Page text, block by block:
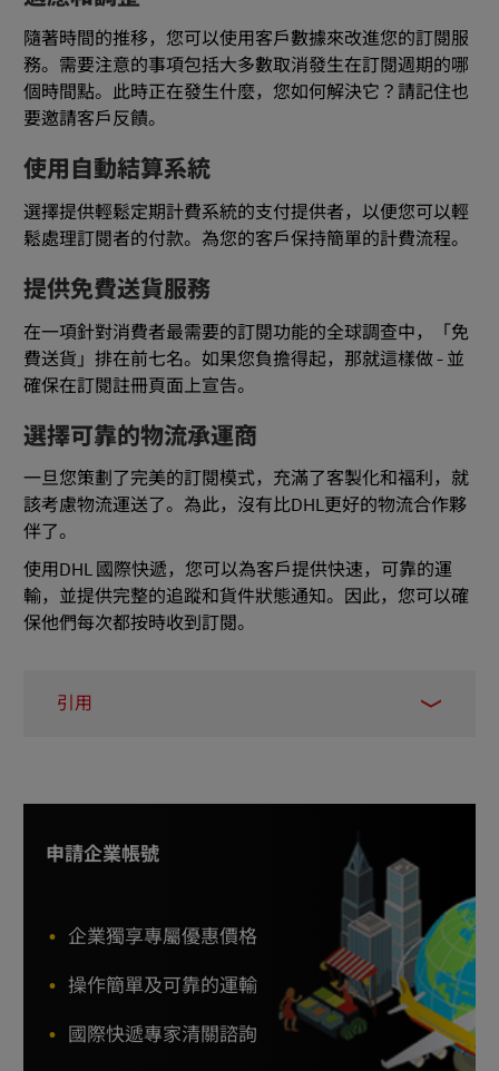
隨著時間的推移，您可以使用客戶數據來改進您的訂閱服
務。需要注意的事項包括大多數取消發生在訂閱週期的哪
個時間點。此時正在發生什麼，您如何解決它？請記住也
要邀請客戶反饋。
使用自動結算系統
選擇提供輕鬆定期計費系統的支付提供者，以便您可以輕
鬆處理訂閱者的付款。為您的客戶保持簡單的計費流程。
提供免費送貨服務
在一項針對消費者最需要的訂閱功能的全球調查中，「免
費送貨」排在前七名。如果您負擔得起，那就這樣做 - 並
確保在訂閱註冊頁面上宣告。
選擇可靠的物流承運商
一旦您策劃了完美的訂閱模式，充滿了客製化和福利，就
該考慮物流運送了。為此，沒有比DHL更好的物流合作夥
伴了。
使用DHL 國際快遞，您可以為客戶提供快速，可靠的運
輸，並提供完整的追蹤和貨件狀態通知。因此，您可以確
保他們每次都按時收到訂閱。
引用
4 –McKinsey & Company, April 2020
6 –PYMNTS, May 2022
申請企業帳號
企業獨享專屬優惠價格
操作簡單及可靠的運輸
國際快遞專家清關諮詢